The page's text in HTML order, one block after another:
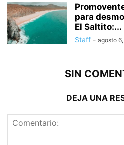
para
El Saltito:...
Staff - agosto
SIN
DEJA UNA